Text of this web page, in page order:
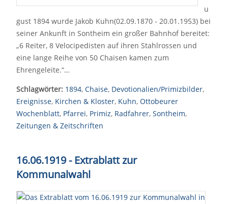
u
gust 1894 wurde Jakob Kuhn(02.09.1870 - 20.01.1953) bei
seiner Ankunft in Sontheim ein großer Bahnhof bereitet:
„6 Reiter, 8 Velocipedisten auf ihren Stahlrossen und
eine lange Reihe von 50 Chaisen kamen zum
Ehrengeleite.“…
Schlagwörter: 1894, Chaise, Devotionalien/Primizbilder,
Ereignisse, Kirchen & Kloster, Kuhn, Ottobeurer
Wochenblatt, Pfarrei, Primiz, Radfahrer, Sontheim,
Zeitungen & Zeitschriften
16.06.1919 - Extrablatt zur
Kommunalwahl